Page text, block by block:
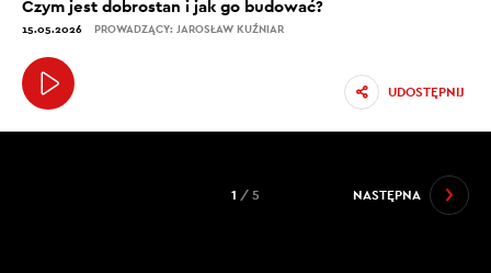
Czym jest dobrostan i jak go budować?
15.05.2026 PROWADZĄCY: JAROSŁAW KUŹNIAR
UDOSTĘPNIJ
NASTĘPNA
1 / 5